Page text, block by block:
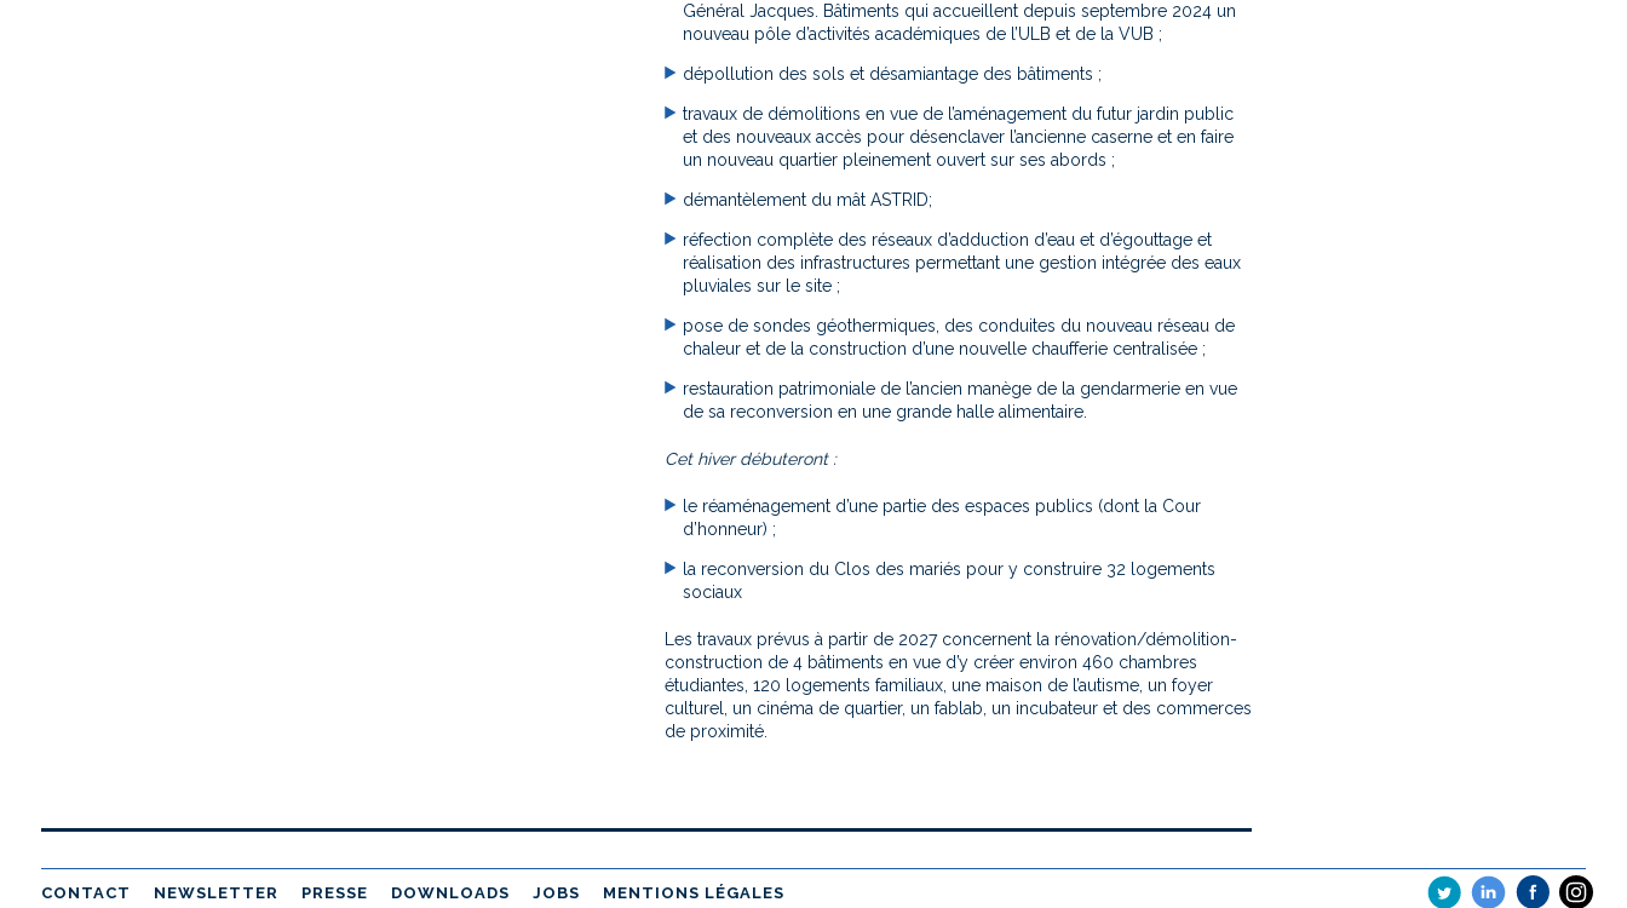
Général Jacques. Bâtiments qui accueillent depuis septembre 2024 un
nouveau pôle d’activités académiques de l’ULB et de la VUB ;
dépollution des sols et désamiantage des bâtiments ;
travaux de démolitions en vue de l’aménagement du futur jardin public
et des nouveaux accès pour désenclaver l’ancienne caserne et en faire
un nouveau quartier pleinement ouvert sur ses abords ;
démantèlement du mât ASTRID;
réfection complète des réseaux d’adduction d’eau et d’égouttage et
réalisation des infrastructures permettant une gestion intégrée des eaux
pluviales sur le site ;
pose de sondes géothermiques, des conduites du nouveau réseau de
chaleur et de la construction d’une nouvelle chaufferie centralisée ;
restauration patrimoniale de l’ancien manège de la gendarmerie en vue
de sa reconversion en une grande halle alimentaire.
Cet hiver débuteront :
le réaménagement d’une partie des espaces publics (dont la Cour
d’honneur) ;
la reconversion du Clos des mariés pour y construire 32 logements
sociaux
Les travaux prévus à partir de 2027 concernent la rénovation/démolition-
construction de 4 bâtiments en vue d’y créer environ 460 chambres
étudiantes, 120 logements familiaux, une maison de l’autisme, un foyer
culturel, un cinéma de quartier, un fablab, un incubateur et des commerces
de proximité.
CONTACT NEWSLETTER PRESSE DOWNLOADS JOBS MENTIONS LÉGALES